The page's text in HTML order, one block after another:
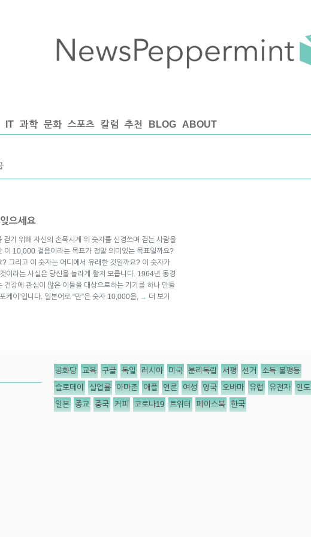
IT 과학 문화 스포츠 칼럼 추천 BLOG ABOUT
으세요
기 위해 자신의 손목시계 위 숫자를 신경쓰며 걷는 사람을
이 10,000 걸음이라는 목표가 정말 의미있는 목표일까요?
그리고 이 숫자는 어디에서 유래한 것일까요? 이 숫자가
이라는 사실은 당신을 놀라게 할지 모릅니다. 1964년 동경
건강에 관심이 많은 이들을 대상으로하는 기기를 하나 만들
케이’입니다. 일본어로 “만”은 숫자 10,000을, → 더 보기
공화당 교육 구글 독일 러시아 미국 분리독립 서평 선거 소득 불평등
슬로데이 실업률 아마존 애플 언론 여성 영국 오바마 유럽 유전자 인도
일본 종교 중국 커피 코로나19 트위터 페이스북 한국